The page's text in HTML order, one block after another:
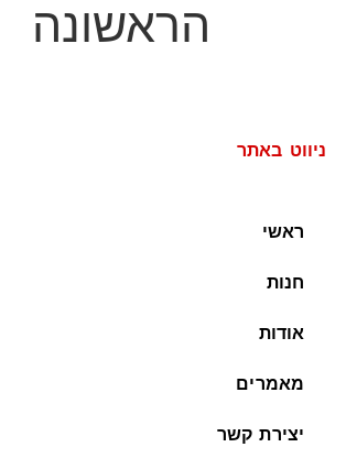
הראשונה
ניווט באתר
ראשי
חנות
אודות
מאמרים
יצירת קשר